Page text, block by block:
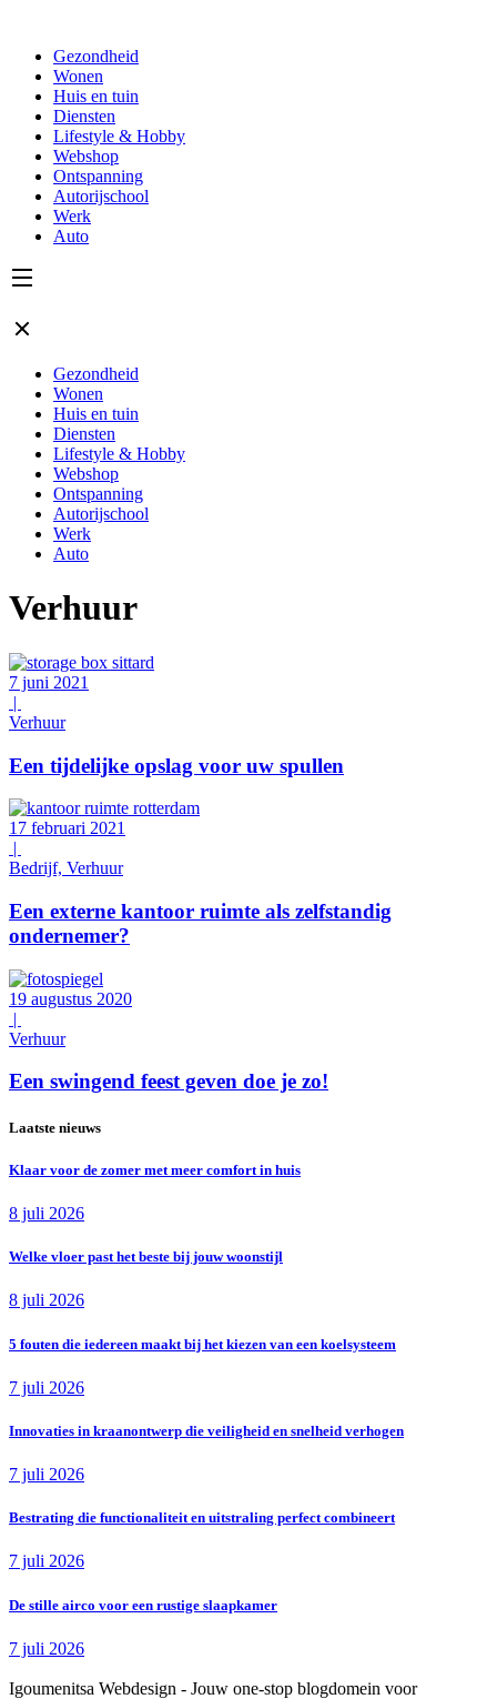
Gezondheid
Wonen
Huis en tuin
Diensten
Lifestyle & Hobby
Webshop
Ontspanning
Autorijschool
Werk
Auto
Gezondheid
Wonen
Huis en tuin
Diensten
Lifestyle & Hobby
Webshop
Ontspanning
Autorijschool
Werk
Auto
Verhuur
7 juni 2021
|
Verhuur
Een tijdelijke opslag voor uw spullen
17 februari 2021
|
Bedrijf, Verhuur
Een externe kantoor ruimte als zelfstandig
ondernemer?
19 augustus 2020
|
Verhuur
Een swingend feest geven doe je zo!
Laatste nieuws
Klaar voor de zomer met meer comfort in huis
8 juli 2026
Welke vloer past het beste bij jouw woonstijl
8 juli 2026
5 fouten die iedereen maakt bij het kiezen van een koelsysteem
7 juli 2026
Innovaties in kraanontwerp die veiligheid en snelheid verhogen
7 juli 2026
Bestrating die functionaliteit en uitstraling perfect combineert
7 juli 2026
De stille airco voor een rustige slaapkamer
7 juli 2026
Igoumenitsa Webdesign - Jouw one-stop blogdomein voor